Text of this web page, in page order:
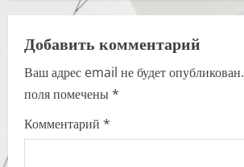
a
v
i
g
Добавить комментарий
Ваш адрес email не будет опубликован.
поля помечены*
Комментарий *